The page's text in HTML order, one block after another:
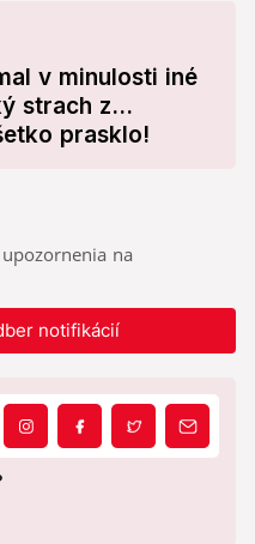
v minulosti iné
strach z...
prasklo!
na
notifikácií